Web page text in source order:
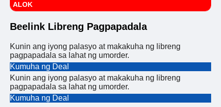
ALOK
Beelink Libreng Pagpapadala
Kunin ang iyong palasyo at makakuha ng libreng
pagpapadala sa lahat ng umorder.
Kumuha ng Deal
Kunin ang iyong palasyo at makakuha ng libreng
pagpapadala sa lahat ng umorder.
Kumuha ng Deal